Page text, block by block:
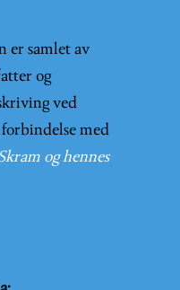
er samlet av
og
ved
med
og hennes